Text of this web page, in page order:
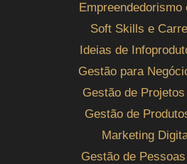
Empreendedorismo
Soft Skills e
Ideias de
Gestão para
Gestão de
Gestão de
Marketing
Gestão de